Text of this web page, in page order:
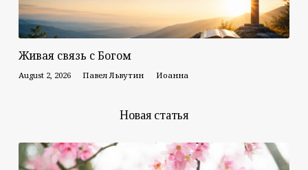
Живая связь с Богом
August 2, 2026 Павел Львутин Иоанна
Новая статья